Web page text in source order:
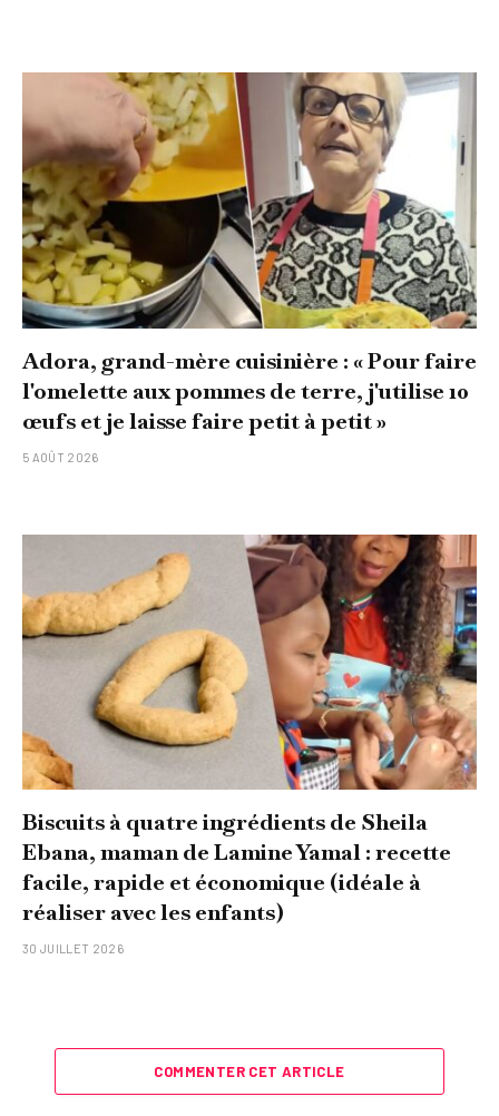
Adora, grand-mère cuisinière : « Pour faire
l'omelette aux pommes de terre, j'utilise 10
œufs et je laisse faire petit à petit »
5 AOÛT 2026
Biscuits à quatre ingrédients de Sheila
Ebana, maman de Lamine Yamal : recette
facile, rapide et économique (idéale à
réaliser avec les enfants)
30 JUILLET 2026
COMMENTER CET ARTICLE